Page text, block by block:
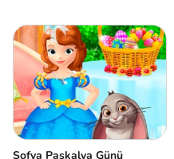
Sofya Paskalya Günü